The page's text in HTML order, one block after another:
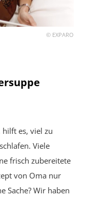
© EXPARO
es, viel zu
Viele
frisch zubereitete
von Oma nur
Sache? Wir haben